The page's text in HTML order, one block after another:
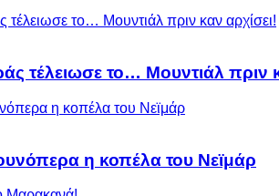
τέλειωσε το… Μουντιάλ πριν
η κοπέλα του Νεϊμάρ